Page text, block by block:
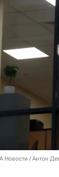
Новости / Антон